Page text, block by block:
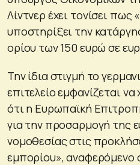
Λίντνερ έχει τονίσει πως
υποστηρίξει την
ορίου των 150 ευρώ σε
Την ίδια στιγμή το
επιτελείο εμφανίζεται να
ότι η Ευρωπαϊκή
για την προσαρμογή της
νομοθεσίας στις
εμπορίου», αναφερόμενο